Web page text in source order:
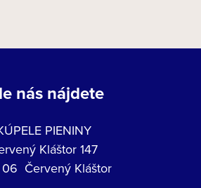
nás nájdete
PIENINY
Kláštor 147
Červený Kláštor